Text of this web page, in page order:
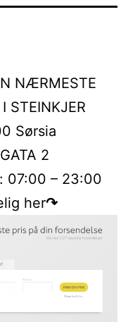
NÆRMESTE
STEINKJER
Sørsia
2
07:00 – 23:00
her↷